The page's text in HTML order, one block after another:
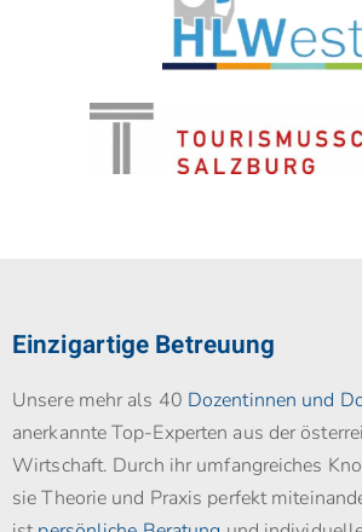
Einzigartige Betreuung
Unsere mehr als 40 Dozentinnen und
anerkannte Top-Experten aus der
Wirtschaft. Durch ihr umfangreiches
sie Theorie und Praxis perfekt